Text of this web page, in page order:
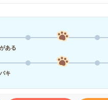
ある
キ